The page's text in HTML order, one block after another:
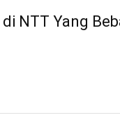
NTT Yang